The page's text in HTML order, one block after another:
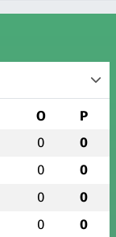
O P
0 0
0 0
0 0
0 0